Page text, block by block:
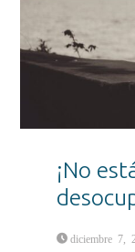
¡No
diciembre 7,